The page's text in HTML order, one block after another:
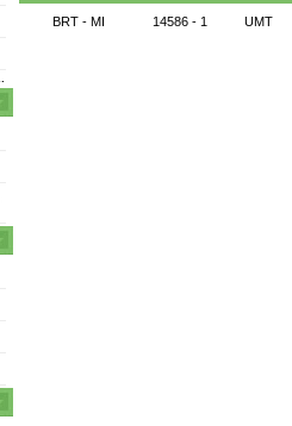
BRT - MI 14586 - 1 UMT